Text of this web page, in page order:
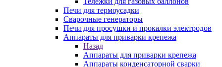
Печи для термоусадки
Сварочные генераторы
Печи для просушки и прокалки электродов
Аппараты для приварки крепежа
Назад
Аппараты для приварки крепежа
Аппараты конденсаторной сварки